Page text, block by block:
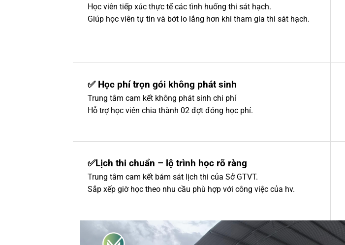
Học viên tiếp xúc thực tế các tình huống thi sát hạch.
Giúp học viên tự tin và bớt lo lắng hơn khi tham gia thi sát hạch.
✅ Học phí trọn gói không phát sinh
Trung tâm cam kết không phát sinh chi phí
Hỗ trợ học viên chia thành 02 đợt đóng học phí.
✅Lịch thi chuẩn – lộ trình học rõ ràng
Trung tâm cam kết bám sát lịch thi của Sở GTVT.
Sắp xếp giờ học theo nhu cầu phù hợp với công việc của hv.